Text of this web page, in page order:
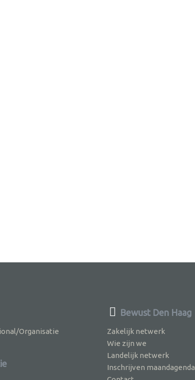
Organisatie
Bewust Den Haag
Zakelijk netwerk
Wie zijn we
Landelijk netwerk
Inschrijven maandagenda